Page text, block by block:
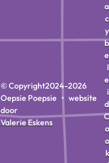
© Copyright2024-2026
Oepsie Poepsie • website
door
Valerie Eskens
a
c
y
b
e
l
e
i
d
C
o
o
k